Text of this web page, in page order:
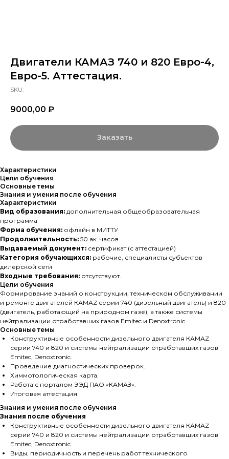
Двигатели КАМАЗ 740 и 820 Евро-4,
Евро-5. Аттестация.
SKU:
9000,00 ₽
Заказать
Характеристики
Цели обучения
Основные темы
Знания и умения после обучения
Характеристики
Вид образования: дополнительная общеобразовательная
программа
Форма обучения: офлайн в МИТТУ
Продолжительность: 50 ак. часов.
Выдаваемый документ: сертификат (с аттестацией)
Категория обучающихся: рабочие, специалисты субъектов
дилерской сети
Входные требования: отсутствуют.
Цели обучения
Формирование знаний о конструкции, техническом обслуживании
и ремонте двигателей КАМАZ серии 740 (дизельный двигатель) и 820
(двигатель, работающий на природном газе), а также системы
нейтрализации отработавших газов Emitec и Denoxtronic.
Основные темы
Конструктивные особенности дизельного двигателя КАМАZ
серии 740 и 820 и системы нейтрализации отработавших газов
Emitec, Denoxtronic.
Проведение диагностических проверок.
Химмотологическая карта.
Работа с порталом ЭЭД ПАО «КАМАЗ».
Итоговая аттестация.
Знания и умения после обучения
Знания после обучения
Конструктивные особенности дизельного двигателя КАМАZ
серии 740 и 820 и системы нейтрализации отработавших газов
Emitec, Denoxtronic.
Виды, периодичность и перечень работ технического